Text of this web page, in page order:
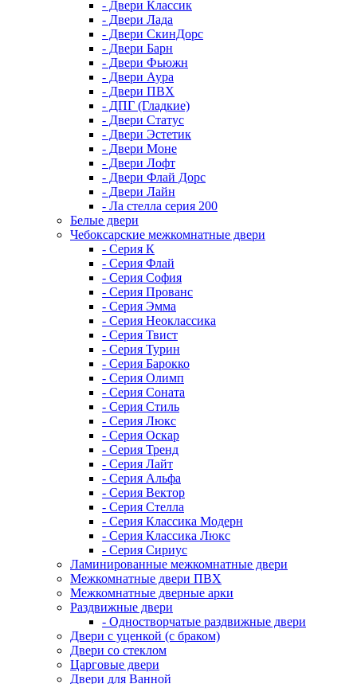
- Двери Классик
- Двери Лада
- Двери СкинДорс
- Двери Барн
- Двери Фьюжн
- Двери Аура
- Двери ПВХ
- ДПГ (Гладкие)
- Двери Статус
- Двери Эстетик
- Двери Моне
- Двери Лофт
- Двери Флай Дорс
- Двери Лайн
- Ла стелла серия 200
Белые двери
Чебоксарские межкомнатные двери
- Серия К
- Серия Флай
- Серия София
- Серия Прованс
- Серия Эмма
- Серия Неоклассика
- Серия Твист
- Серия Турин
- Серия Барокко
- Серия Олимп
- Серия Соната
- Серия Стиль
- Серия Люкс
- Серия Оскар
- Серия Тренд
- Серия Лайт
- Серия Альфа
- Серия Вектор
- Серия Стелла
- Серия Классика Модерн
- Серия Классика Люкс
- Серия Сириус
Ламинированные межкомнатные двери
Межкомнатные двери ПВХ
Межкомнатные дверные арки
Раздвижные двери
- Одностворчатые раздвижные двери
Двери с уценкой (с браком)
Двери со стеклом
Царговые двери
Двери для Ванной